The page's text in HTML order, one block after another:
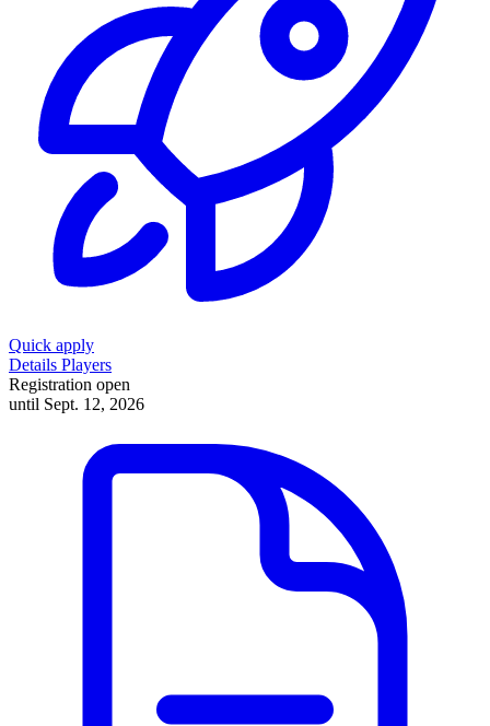
Quick apply
Details Players
Registration open
until Sept. 12, 2026